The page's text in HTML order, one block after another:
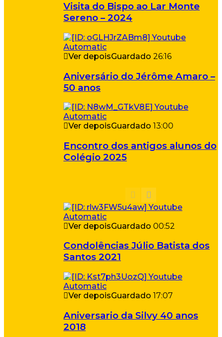
Visita do Bispo ao Lar Monte
Sereno – 2024
Ver depoisGuardado 26:16
Aniversário do Jérôme Amaro –
50 anos
Ver depoisGuardado 13:00
Encontro dos antigos alunos do
Colégio 2025
Ver depoisGuardado 00:52
Condolências Júlio Batista dos
Santos 2021
Ver depoisGuardado 17:07
Aniversario da Silvy 40 anos
2018